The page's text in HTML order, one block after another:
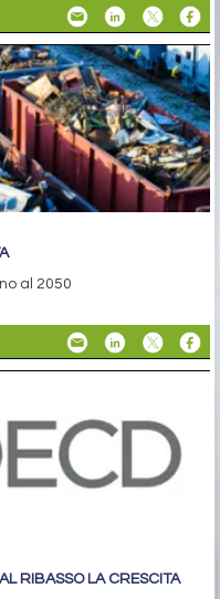
al 2050
RIBASSO LA CRESCITA